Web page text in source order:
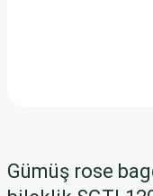
Gümüş rose